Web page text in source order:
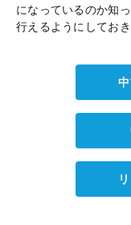
になっているのか知
行えるようにしておき